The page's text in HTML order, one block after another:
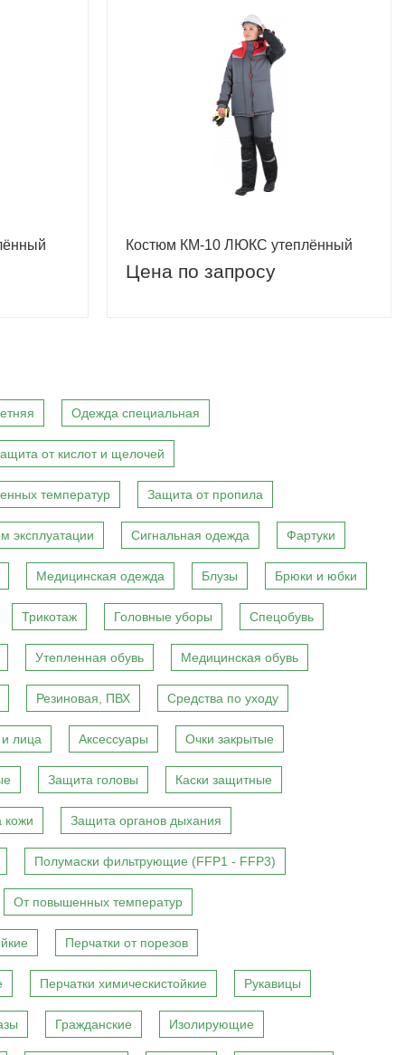
Костюм КМ-10 ЛЮКС утеплённый
Цена по запросу
Одежда специальная
от кислот и щелочей
температур Защита от пропила
эксплуатации Сигнальная одежда Фартуки
Медицинская одежда Блузы Брюки и юбки
Трикотаж Головные уборы Спецобувь
Утепленная обувь Медицинская обувь
Резиновая, ПВХ Средства по уходу
лица Аксессуары Очки закрытые
Защита головы Каски защитные
кожи Защита органов дыхания
Полумаски фильтрующие (FFP1 - FFP3)
От повышенных температур
Перчатки от порезов
Перчатки химическистойкие Рукавицы
Гражданские Изолирующие